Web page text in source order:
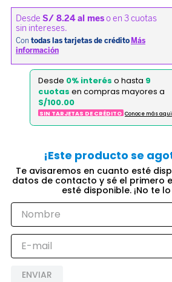
Desde 0% interés o hasta 9
cuotas en compras mayores a
S/100.00
SIN TARJETAS DE CRÉDITO Conoce más aqui
ENVIAR